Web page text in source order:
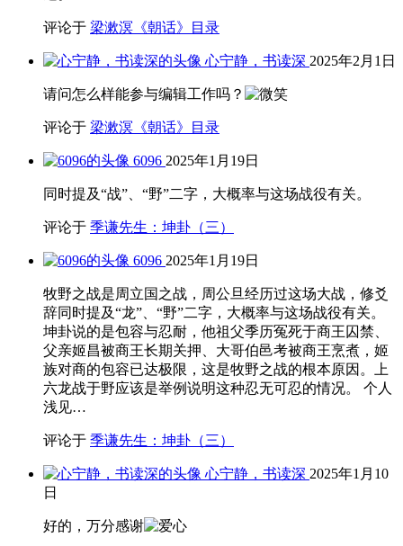
评论于 梁漱溟《朝话》目录
心宁静，书读深 2025年2月1日
请问怎么样能参与编辑工作吗？
评论于 梁漱溟《朝话》目录
6096 2025年1月19日
同时提及“战”、“野”二字，大概率与这场战役有关。
评论于 季谦先生：坤卦（三）
6096 2025年1月19日
牧野之战是周立国之战，周公旦经历过这场大战，修爻
辞同时提及“龙”、“野”二字，大概率与这场战役有关。
坤卦说的是包容与忍耐，他祖父季历冤死于商王囚禁、
父亲姬昌被商王长期关押、大哥伯邑考被商王烹煮，姬
族对商的包容已达极限，这是牧野之战的根本原因。上
六龙战于野应该是举例说明这种忍无可忍的情况。 个人
浅见…
评论于 季谦先生：坤卦（三）
心宁静，书读深 2025年1月10
日
好的，万分感谢